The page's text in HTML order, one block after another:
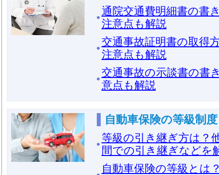
通院交通費明細書の書
注意点も解説
交通事故証明書の取得
注意点も解説
交通事故の示談書の書
意点も解説
自動車保険の等級制度
等級の引き継ぎ方は？
間での引き継ぎなどを
自動車保険の等級とは